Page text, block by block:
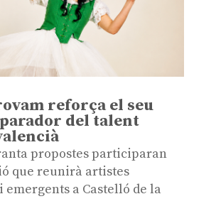
reforça el seu
del talent
propostes participaran
que reunirà artistes
emergents a Castelló de la